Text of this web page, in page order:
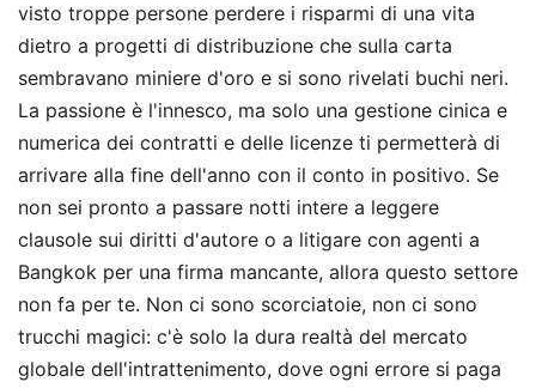
visto troppe persone perdere i risparmi di una vita
dietro a progetti di distribuzione che sulla carta
sembravano miniere d'oro e si sono rivelati buchi neri.
La passione è l'innesco, ma solo una gestione cinica e
numerica dei contratti e delle licenze ti permetterà di
arrivare alla fine dell'anno con il conto in positivo. Se
non sei pronto a passare notti intere a leggere
clausole sui diritti d'autore o a litigare con agenti a
Bangkok per una firma mancante, allora questo settore
non fa per te. Non ci sono scorciatoie, non ci sono
trucchi magici: c'è solo la dura realtà del mercato
globale dell'intrattenimento, dove ogni errore si paga